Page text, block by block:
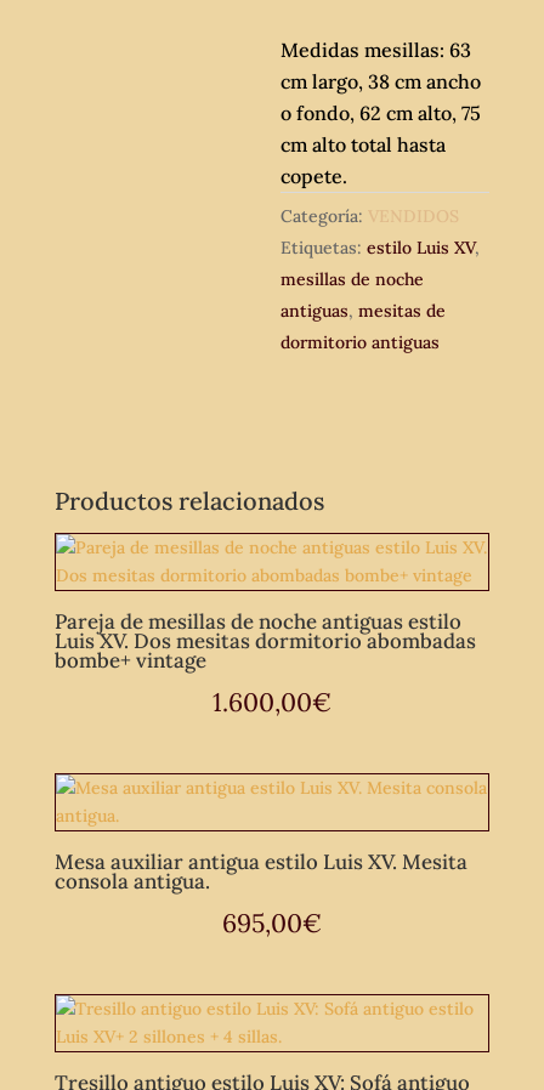
Medidas mesillas: 63
cm largo, 38 cm ancho
o fondo, 62 cm alto, 75
cm alto total hasta
copete.
Categoría: VENDIDOS
Etiquetas:estilo Luis XV,
mesillas de noche
antiguas,mesitas de
dormitorio antiguas
Productos relacionados
Pareja de mesillas de noche antiguas estilo
Luis XV. Dos mesitas dormitorio abombadas
bombe+ vintage
1.600,00€
Mesa auxiliar antigua estilo Luis XV. Mesita
consola antigua.
695,00€
Tresillo antiguo estilo Luis XV: Sofá antiguo